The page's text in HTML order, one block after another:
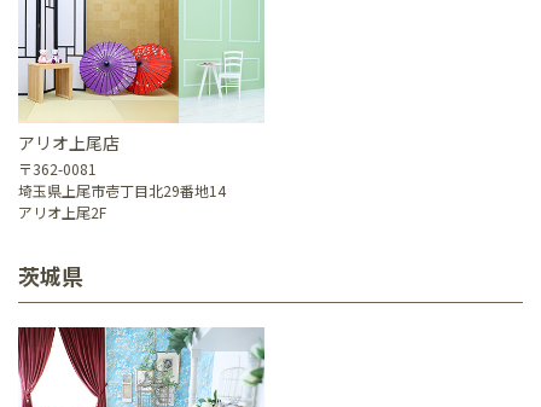
アリオ上尾店
〒362-0081
埼玉県上尾市壱丁目北29番地14
アリオ上尾2F
茨城県